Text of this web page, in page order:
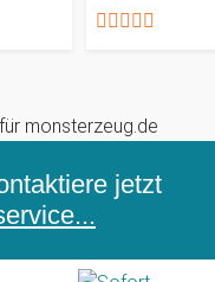
jetzt